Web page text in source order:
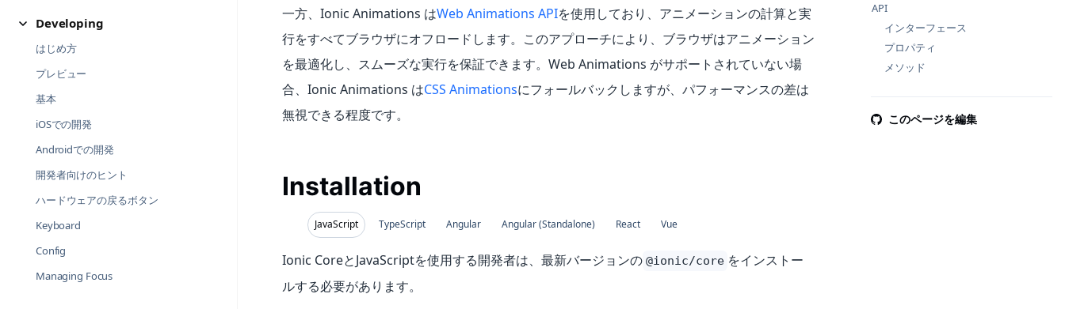
Developing
はじめ方
プレビュー
基本
iOSでの開発
Androidでの開発
開発者向けのヒント
ハードウェアの戻るボタン
Keyboard
Config
Managing Focus
一方、Ionic Animations はWeb Animations APIを使用しており、アニメーションの計算と実
行をすべてブラウザにオフロードします。このアプローチにより、ブラウザはアニメーション
を最適化し、スムーズな実行を保証できます。Web Animations がサポートされていない場
合、Ionic Animations はCSS Animationsにフォールバックしますが、パフォーマンスの差は
無視できる程度です。
Installation
JavaScript TypeScript Angular Angular (Standalone) React Vue
Ionic CoreとJavaScriptを使用する開発者は、最新バージョンの @ionic/core をインストー
ルする必要があります。
API
インターフェース
プロパティ
メソッド
このページを編集